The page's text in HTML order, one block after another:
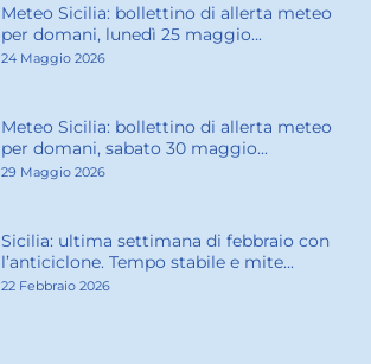
Meteo Sicilia: bollettino di allerta meteo
per domani, lunedì 25 maggio...
24 Maggio 2026
Meteo Sicilia: bollettino di allerta meteo
per domani, sabato 30 maggio...
29 Maggio 2026
Sicilia: ultima settimana di febbraio con
l’anticiclone. Tempo stabile e mite...
22 Febbraio 2026